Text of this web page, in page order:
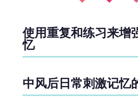
使用重复和练习来增
忆
中风后日常刺激记忆